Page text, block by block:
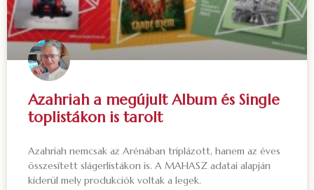
Azahriah a megújult Album és Single
toplistákon is tarolt
Azahriah nemcsak az Arénában triplázott, hanem az éves
összesített slágerlistákon is. A MAHASZ adatai alapján
kiderül mely produkciók voltak a legek.